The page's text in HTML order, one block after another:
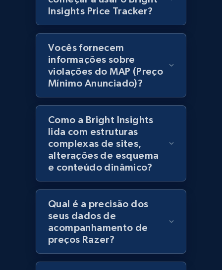
products using specified keywords
URL, Product id, Title, Images, Final price,
Currency, Discount, Initial price, and more.
1.1K+ 149+ Comece agora
Lazada - Products
URL, Title, Rating, Reviews, Initial price, Final
price, Currency, Stock, and more.
992+ 165+ Comece agora
Lazada - Products - Discover products by
keyword
Insights Price Tracker?
Vocês fornecem
informações sobre
violações do MAP (Preço
Mínimo Anunciado)?
Como a Bright Insights
lida com estruturas
complexas de sites,
alterações de esquema
e conteúdo dinâmico?
Qual é a precisão dos
seus dados de
acompanhamento de
preços Razer?